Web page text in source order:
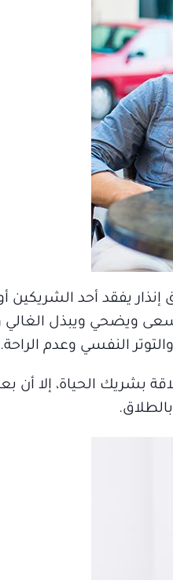
يفقد أحد الشريكين
ويضحي ويبذل الغالي
النفسي وعدم الراحة.
بشريك الحياة، إلا أن